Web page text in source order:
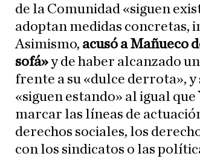
de la Comunidad «siguen
adoptan medidas concretas,
Asimismo, acusó a Mañueco
sofá»y de haber alcanzado
frente a su «dulce derrota»,
«siguen estando» al igual que
marcar las líneas de
derechos sociales, los
con los sindicatos o las